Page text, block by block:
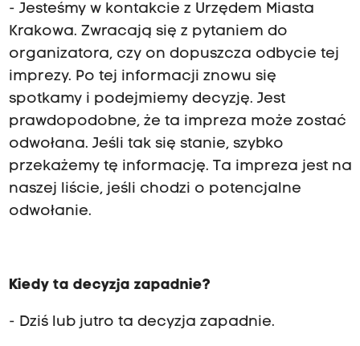
- Jesteśmy w kontakcie z Urzędem Miasta
Krakowa. Zwracają się z pytaniem do
organizatora, czy on dopuszcza odbycie tej
imprezy. Po tej informacji znowu się
spotkamy i podejmiemy decyzję. Jest
prawdopodobne, że ta impreza może zostać
odwołana. Jeśli tak się stanie, szybko
przekażemy tę informację. Ta impreza jest na
naszej liście, jeśli chodzi o potencjalne
odwołanie.
Kiedy ta decyzja zapadnie?
- Dziś lub jutro ta decyzja zapadnie.